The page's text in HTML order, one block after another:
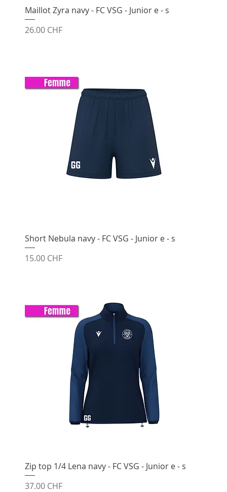
Maillot Zyra navy - FC VSG - Junior e - s
Prix
26.00 CHF
Short Nebula navy - FC VSG - Junior e - s
Prix
15.00 CHF
Zip top 1/4 Lena navy - FC VSG - Junior e - s
Prix
37.00 CHF